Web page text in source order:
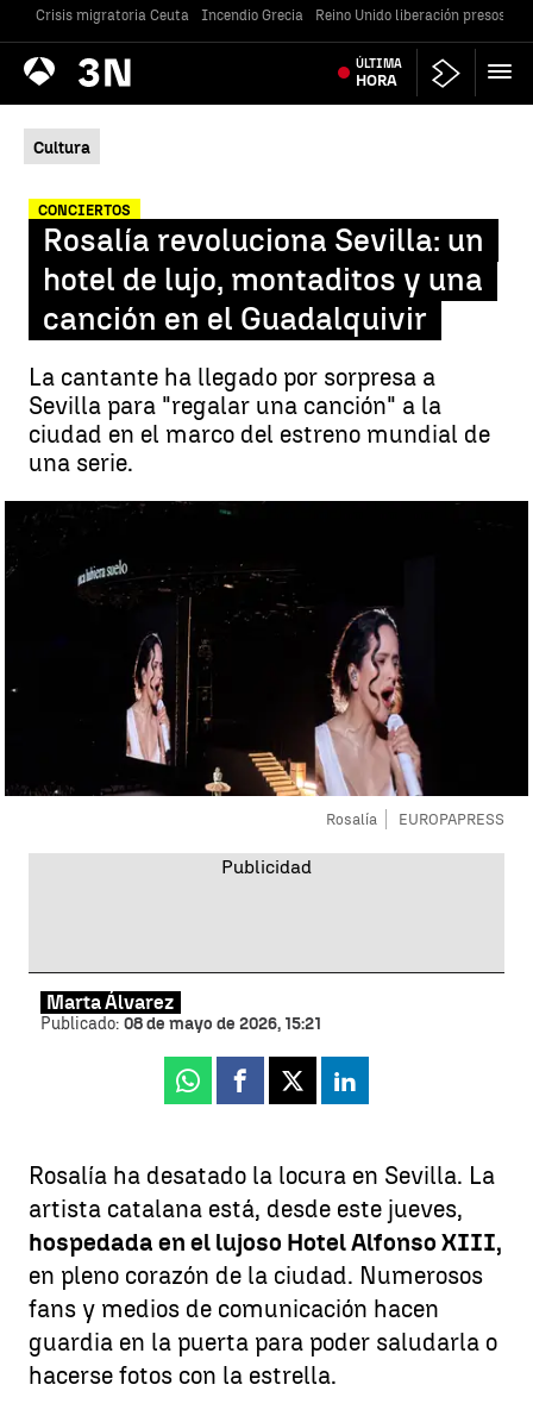
Crisis migratoria Ceuta Incendio Grecia Reino Unido liberación presos
Antena
3 Noticias ÚLTIMA
HORA
Cultura
CONCIERTOS
Rosalía revoluciona Sevilla: un
hotel de lujo, montaditos y una
canción en el Guadalquivir
La cantante ha llegado por sorpresa a
Sevilla para "regalar una canción" a la
ciudad en el marco del estreno mundial de
una serie.
Rosalía EUROPAPRESS
Marta Álvarez
Publicado: 08 de mayo de 2026, 15:21
Whatsapp
Facebook
X Linkedin
Rosalía ha desatado la locura en Sevilla. La
artista catalana está, desde este jueves,
hospedada en el lujoso Hotel Alfonso XIII,
en pleno corazón de la ciudad. Numerosos
fans y medios de comunicación hacen
guardia en la puerta para poder saludarla o
hacerse fotos con la estrella.